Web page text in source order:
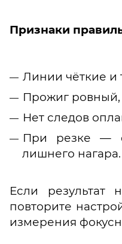
Признаки
Линии чёткие и
Прожиг ровный,
Нет следов
При резке —
лишнего нагара.
Если результат
повторите
измерения